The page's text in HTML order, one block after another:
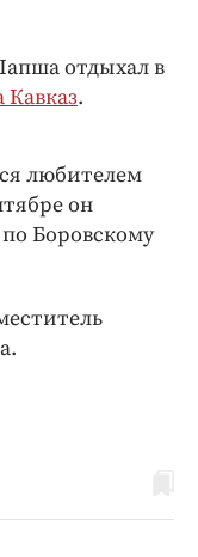
отдыхал в
Кавказ.
любителем
он
по Боровскому